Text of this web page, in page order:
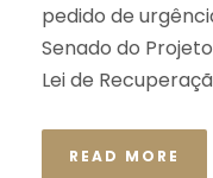
pedido de
Senado do
Lei de
READ MORE